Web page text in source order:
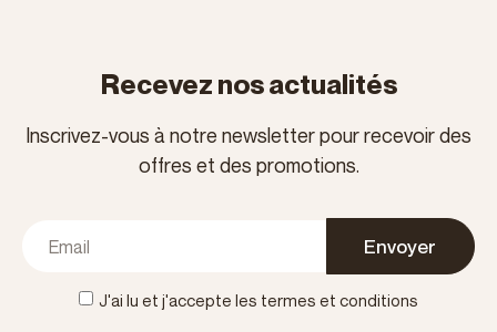
Recevez nos actualités
Inscrivez-vous à notre newsletter pour recevoir des
offres et des promotions.
J'ai lu et j'accepte les termes et conditions
Envoyer